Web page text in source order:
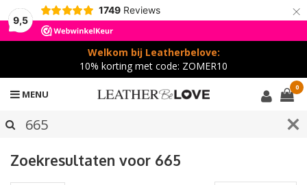
9,5
1749 Reviews ×
Welkom bij Leatherbelove:
10% korting met code: ZOMER10
MENU
0
Zoekresultaten voor 665